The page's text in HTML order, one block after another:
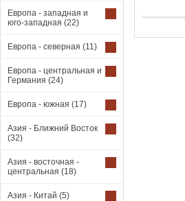
Европа - западная и
юго-западная (22)
Европа - северная (11)
Европа - центральная и
Германия (24)
Европа - южная (17)
Азия - Ближний Восток
(32)
Азия - восточная -
центральная (18)
Азия - Китай (5)